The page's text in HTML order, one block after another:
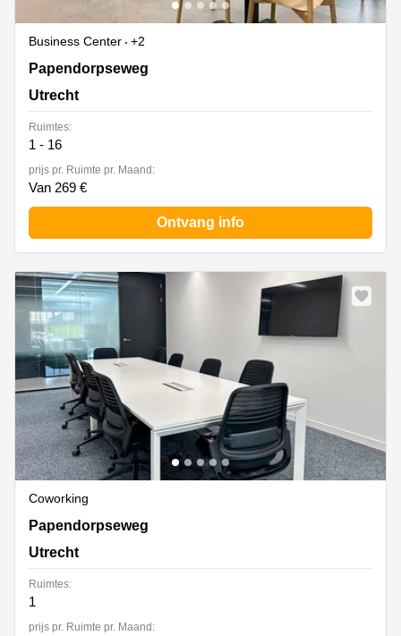
Business Center
+2
Papendorpseweg 95 & 97, Utrecht
Papendorpseweg
Utrecht
Ruimtes:
1 - 16
prijs pr. Ruimte pr. Maand:
Van 269 €
Ontvang info
Coworking
Papendorpseweg 95 & 97, Utrecht
Papendorpseweg
Utrecht
Ruimtes:
1
prijs pr. Ruimte pr. Maand: